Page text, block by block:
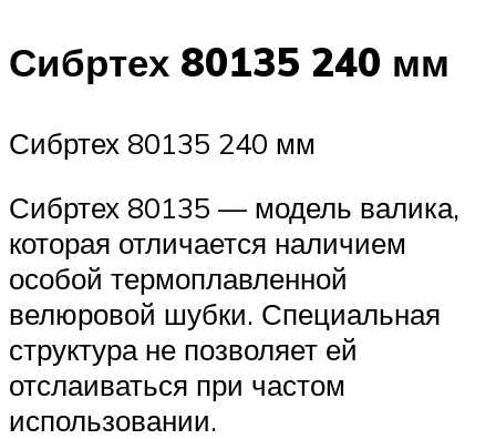
Сибртех 80135 240 мм
Сибртех 80135 240 мм
Сибртех 80135 — модель валика,
которая отличается наличием
особой термоплавленной
велюровой шубки. Специальная
структура не позволяет ей
отслаиваться при частом
использовании.